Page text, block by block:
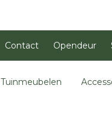
Contact Opendeur
Tuinmeubelen